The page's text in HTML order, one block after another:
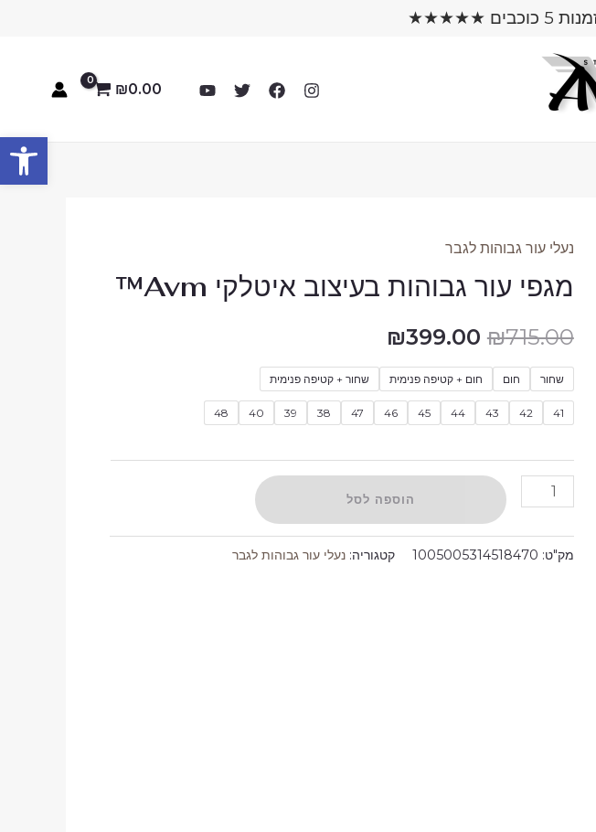
₪0.00
נעלי עור גבוהות לגבר
מגפי עור גבוהות בעיצוב איטלקי Avm™
₪715.00
המחיר
המקורי
היה:
₪715.00.
₪399.00
הנוכחי
₪399.00.
שחור חום חום + קטיפה פנימית שחור + קטיפה פנימית
41
42
43
44
45
46
47
38
39
40
48
כמות
של
עור
בעיצוב
איטלקי
הוספה לסל
מק"ט: 1005005314518470 קטגוריה:נעלי עור גבוהות לגבר
פתח